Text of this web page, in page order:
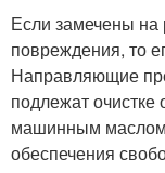
Если замечены на
повреждения, то
Направляющие
подлежат очистке
машинным
обеспечения